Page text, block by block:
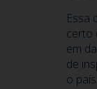
Essa
certo
em
de
o país.